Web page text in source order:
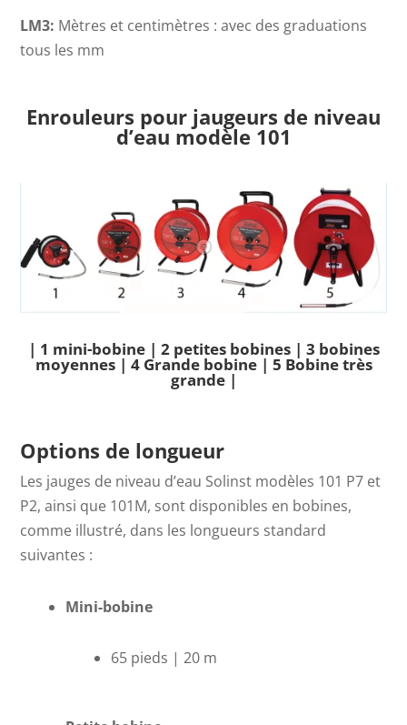
LM3: Mètres et centimètres : avec des graduations
tous les mm
Enrouleurs pour jaugeurs de niveau
d’eau modèle 101
| 1 mini-bobine | 2 petites bobines | 3 bobines
moyennes | 4 Grande bobine | 5 Bobine très
grande |
Options de longueur
Les jauges de niveau d’eau Solinst modèles 101 P7 et
P2, ainsi que 101M, sont disponibles en bobines,
comme illustré, dans les longueurs standard
suivantes :
Mini-bobine
65 pieds | 20 m